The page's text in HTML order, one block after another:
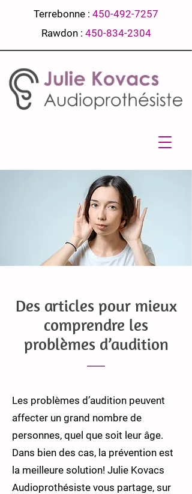
Terrebonne : 450-492-7257
Rawdon : 450-834-2304
Des articles pour mieux
comprendre les
problèmes d’audition
Les problèmes d’audition peuvent
affecter un grand nombre de
personnes, quel que soit leur âge.
Dans bien des cas, la prévention est
la meilleure solution! Julie Kovacs
Audioprothésiste vous partage, sur